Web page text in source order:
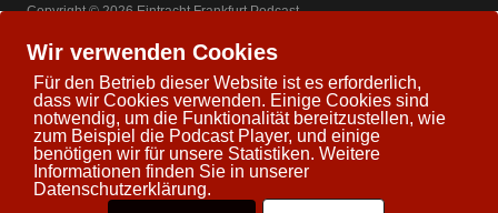
Copyright © 2026 Eintracht Frankfurt Podcast
Theme: Uku byElmastudio
TwitterFacebook
Youtube
Google+
Wir verwenden Cookies
Für den Betrieb dieser Website ist es erforderlich,
dass wir Cookies verwenden. Einige Cookies sind
notwendig, um die Funktionalität bereitzustellen, wie
zum Beispiel die Podcast Player, und einige
benötigen wir für unsere Statistiken. Weitere
Informationen finden Sie in unserer
Datenschutzerklärung.